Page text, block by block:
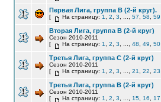
Первая Лига, группа В (2-й круг).
[ На страницу: 1 2 3 57 58 59
Вторая Лига, группа В (2-й круг)
Сезон 2010-2011
[
На страницу: 1 2 3 48 49 50
Третья Лига, группа С (2-й круг)
Сезон 2010-2011
[
На страницу: 1 2 3 21 22 23
Третья Лига, группа В (2-й круг)
Сезон 2010-2011
[
На страницу: 1 2 3 15 16 17